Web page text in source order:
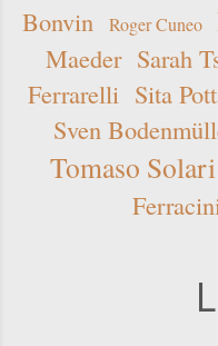
Bonvin
Roger Cuneo
Maeder Sarah
Ferrarelli Sita
Sven
Tomaso Solari